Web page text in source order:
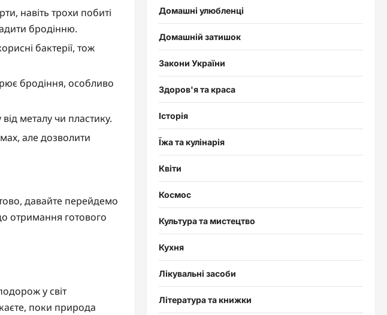
навіть трохи побиті
бродінню.
бактерії, тож
бродіння, особливо
металу чи пластику.
але дозволити
давайте перейдемо
отримання готового
у світ
поки природа
Домашні улюбленці
Домашній затишок
Закони України
Здоров'я та краса
Історія
Їжа та кулінарія
Квіти
Космос
Культура та мистецтво
Кухня
Лікувальні засоби
Література та книжки